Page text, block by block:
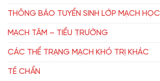
THÔNG BÁO TUYỂN SINH LỚP MẠCH HỌC
MẠCH TÂM – TIỂU TRƯỜNG
CÁC THỂ TRẠNG MẠCH KHÓ TRỊ KHÁC
TỀ CHẨN